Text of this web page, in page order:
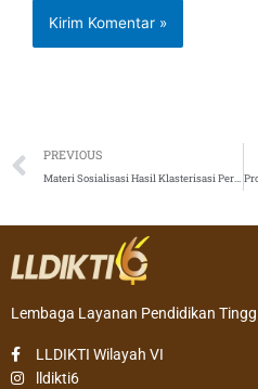
Prev
PREVIOUS
Materi Sosialisasi Hasil Klasterisasi Perguruan Tinggi Tahun 2020
Lembaga Layanan Pendidikan
LLDIKTI Wilayah VI
lldikti6